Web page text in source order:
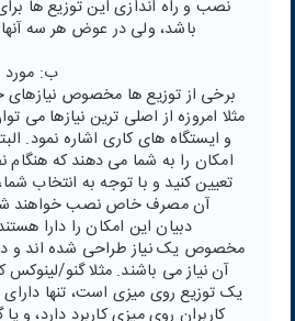
نصب و راه اندازی این توزیع ها
باشد، ولی در عوض هر سه آنها
ب: مورد
برخی از توزیع ها مخصوص
مثلا امروزه از اصلی ترین نیازها می
و ایستگاه های کاری اشاره نمود.
امکان را به شما می دهند که
تعیین کنید و با توجه به انتخاب
آن مصرف خاص نصب خواهند شد.
دبیان این امکان را دارا
مخصوص یک نیاز طراحی شده اند و
یک توزیع روی میزی است، تنها دارای